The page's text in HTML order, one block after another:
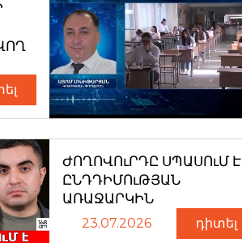
ԺՈՂՈՎՈւՐԴԸ ՍՊԱՍՈւՄ Է
ԸՆԴԴԻՄՈւԹՅԱՆ
ԱՌԱՋԱՐԿԻՆ
23.07.2026 դիտել